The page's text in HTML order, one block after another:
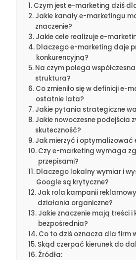
Czym jest e-marketing dziś
Jakie kanały e-marketingu
znaczenie?
Jakie cele realizuje e-
Dlaczego e-marketing daje
konkurencyjną?
Na czym polega
struktura?
Co zmieniło się w definicji e-
ostatnie lata?
Jakie pytania strategiczne
Jakie nowoczesne podejścia
skuteczność?
Jak mierzyć i optymalizować
Czy e-marketing wymaga
przepisami?
Dlaczego lokalny wymiar i
Google są krytyczne?
Jak rola kampanii
działania organiczne?
Jakie znaczenie mają treści i
bezpośrednia?
Co to dziś oznacza dla firm
Skąd czerpać kierunek do
Źródła: